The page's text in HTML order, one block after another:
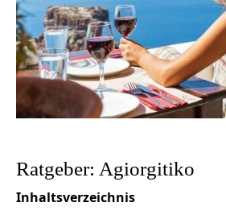
Ratgeber: Agiorgitiko
Inhaltsverzeichnis